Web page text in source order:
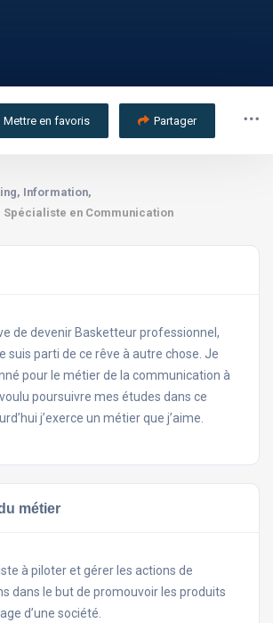
Mettre en favoris Partager
Information,
Spécialiste en Communication
de devenir Basketteur professionnel,
suis parti de ce rêve à autre chose. Je
pour le métier de la communication à
voulu poursuivre mes études dans ce
j’exerce un métier que j’aime.
métier
à piloter et gérer les actions de
dans le but de promouvoir les produits
d’une société.